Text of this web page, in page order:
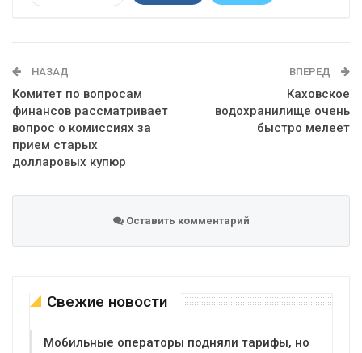
НАЗАД
Комитет по вопросам
финансов рассматривает
вопрос о комиссиях за
прием старых
долларовых купюр
ВПЕРЕД
Каховское
водохранилище очень
быстро мелеет
Оставить комментарий
Свежие новости
Мобильные операторы подняли тарифы, но